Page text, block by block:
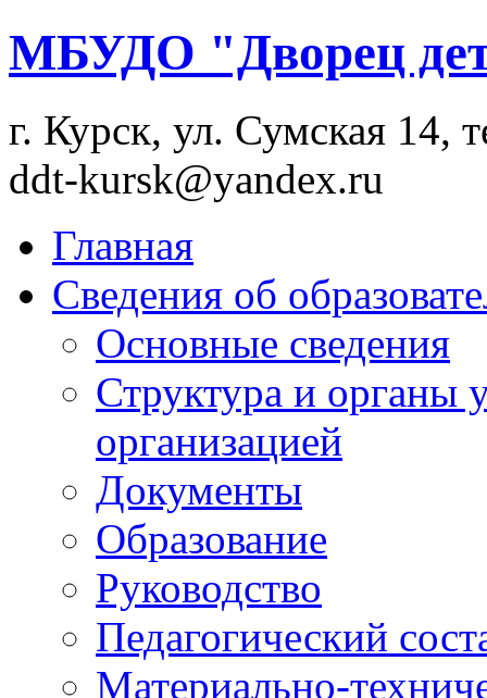
МБУДО "Дворец
г. Курск, ул. Сумская 14,
ddt-kursk@yandex.ru
Главная
Сведения об
Основные сведения
Структура и органы
организацией
Документы
Образование
Руководство
Педагогический
Материально-